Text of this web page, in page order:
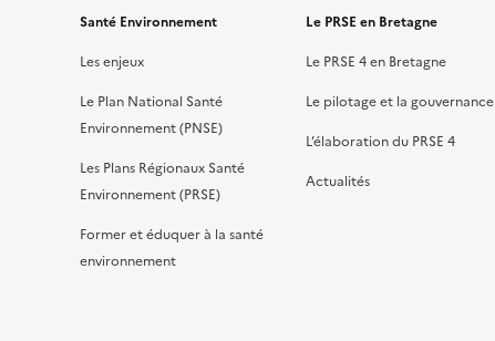
Santé Environnement
Les enjeux
Le Plan National Santé
Environnement (PNSE)
Les Plans Régionaux Santé
Environnement (PRSE)
Former et éduquer à la santé
environnement
Le PRSE en Bretagne
Le PRSE 4 en Bretagne
Le pilotage et la gouvernance
L’élaboration du PRSE 4
Actualités